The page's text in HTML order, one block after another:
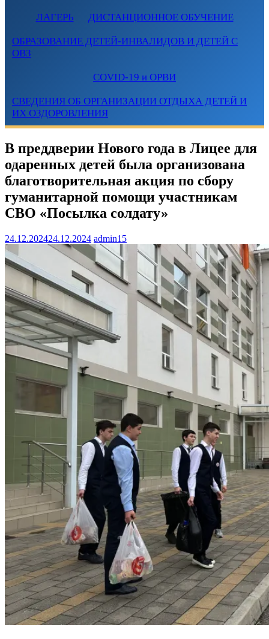
ЛАГЕРЬ ДИСТАНЦИОННОЕ ОБУЧЕНИЕ
ОБРАЗОВАНИЕ ДЕТЕЙ-ИНВАЛИДОВ И ДЕТЕЙ С
ОВЗ
COVID-19 и ОРВИ
СВЕДЕНИЯ ОБ ОРГАНИЗАЦИИ ОТДЫХА ДЕТЕЙ И
ИХ ОЗДОРОВЛЕНИЯ
В преддверии Нового года в Лицее для
одаренных детей была организована
благотворительная акция по сбору
гуманитарной помощи участникам
СВО «Посылка солдату»
24.12.202424.12.2024 admin15